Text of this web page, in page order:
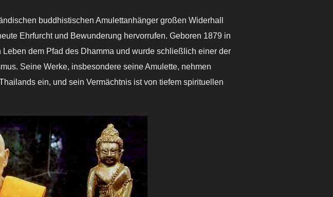
buddhistischen Amulettanhänger großen Widerhall
Ehrfurcht und Bewunderung hervorrufen. Geboren 1879 in
dem Pfad des Dhamma und wurde schließlich einer der
Seine Werke, insbesondere seine Amulette, nehmen
ein, und sein Vermächtnis ist von tiefem spirituellen